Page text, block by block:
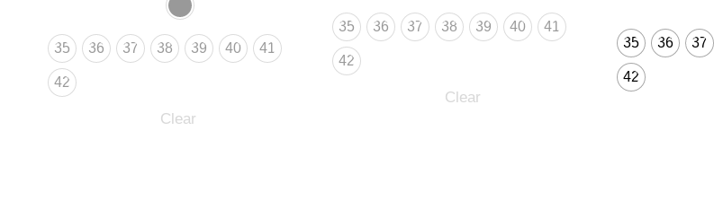
35 36 37 38 39 40 41
42
Clear
35 36 37 38 39 40 41
42
Clear
35 36 37
42